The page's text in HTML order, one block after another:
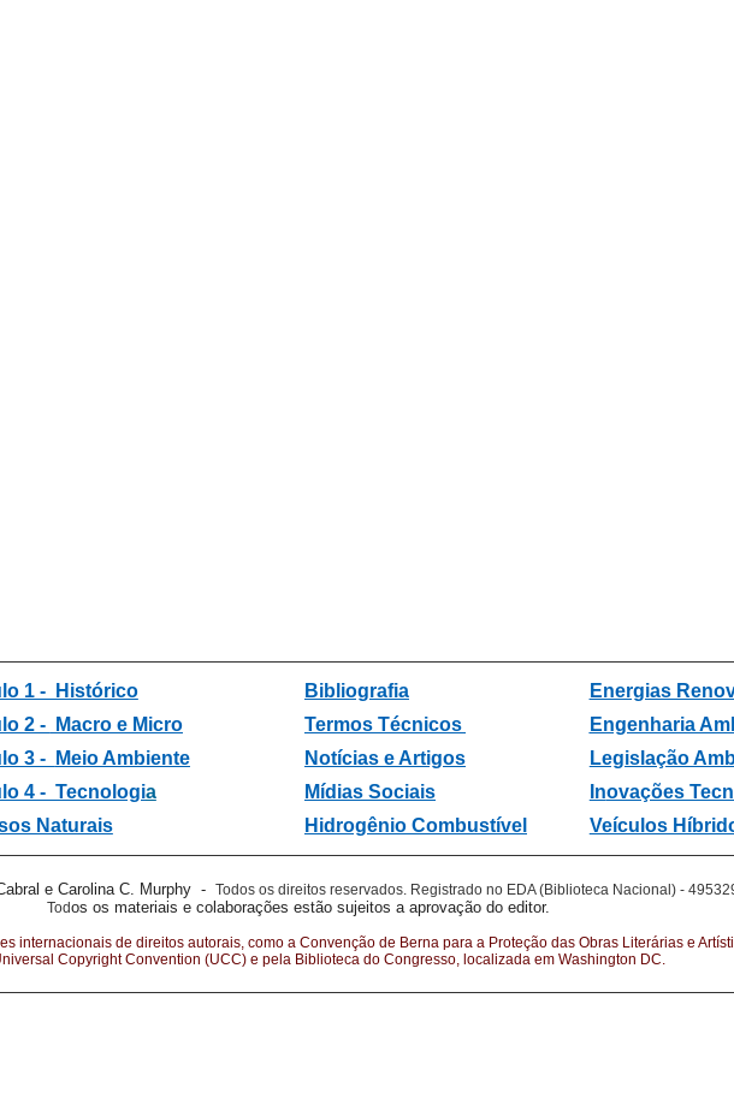
1 - Histórico
2 -
Macro e Micro
3 -
Meio Ambiente
4 - Tecnologia
Naturais
Bibliografia
Termos Técnicos
Notícias e Artigos
Mídias Sociais
Hidrogênio Combustível
Energias
Engenharia
Legislação
Inovações
Veículos
e Carolina C. Murphy - Todos os direitos reservados. Registrado no EDA (Biblioteca Nacional) -
Todos os materiais e colaborações estão sujeitos a aprovação do editor.
internacionais de direitos autorais, como a Convenção de Berna para a Proteção das Obras Literárias e
Copyright Convention (UCC) e pela Biblioteca do Congresso, localizada em Washington DC.